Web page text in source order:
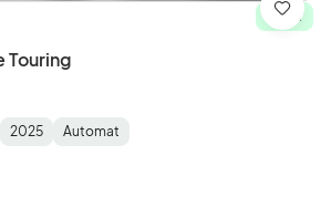
I lager
Touring
2025
Automat
Spara